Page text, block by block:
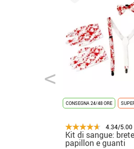
CONSEGNA 24/48 ORE
4.34/5.00
Kit di sangue:
papillon e guanti